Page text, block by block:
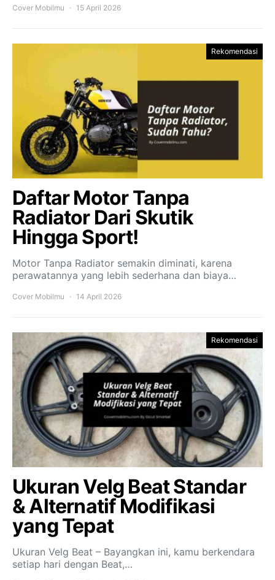
Cover Mobilmu 15 April 2026
Rekomendasi
Daftar Motor Tanpa
Radiator Dari Skutik
Hingga Sport!
Motor Tanpa Radiator semakin diminati, karena
perawatannya yang lebih sederhana dan biaya…
Cover Mobilmu 14 April 2026
Rekomendasi
Ukuran Velg Beat Standar
& Alternatif Modifikasi
yang Tepat
Ukuran Velg Beat – Bayangkan ini, kamu berkendara
setiap hari dengan Beat,…